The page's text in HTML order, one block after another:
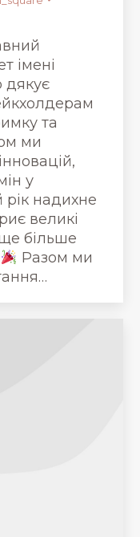
імені
дякує
та
ми
у
рік надихне
великі
більше
Разом ми